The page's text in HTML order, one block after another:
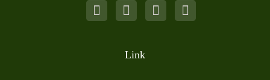
Link